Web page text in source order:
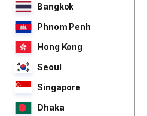
Bangkok
Phnom Penh
Hong Kong
Seoul
Singapore
Dhaka